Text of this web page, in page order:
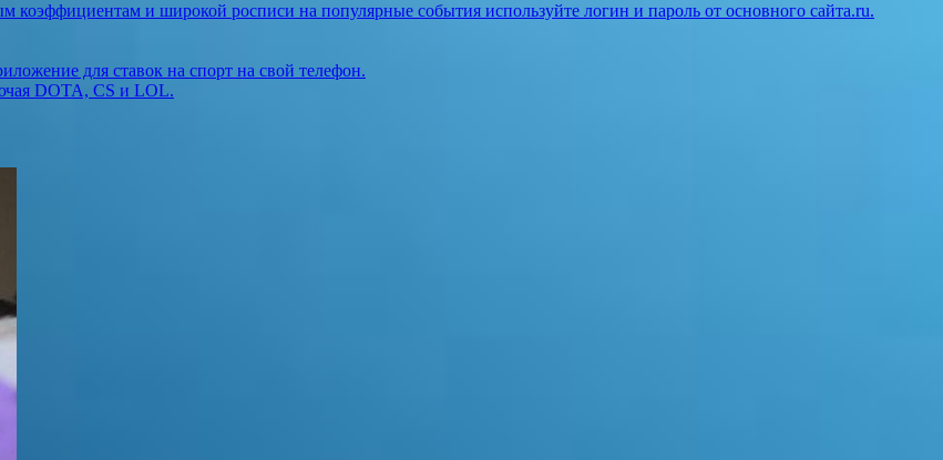
и широкой росписи на популярные события используйте логин и пароль от основного сайта.ru.
для ставок на спорт на свой телефон.
DOTA, CS и LOL.